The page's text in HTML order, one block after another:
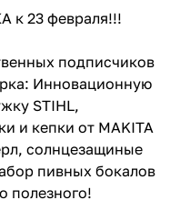
23 февраля!!!
подписчиков
Инновационную
STIHL,
и кепки от MAKITA
солнцезащиные
пивных бокалов
полезного!